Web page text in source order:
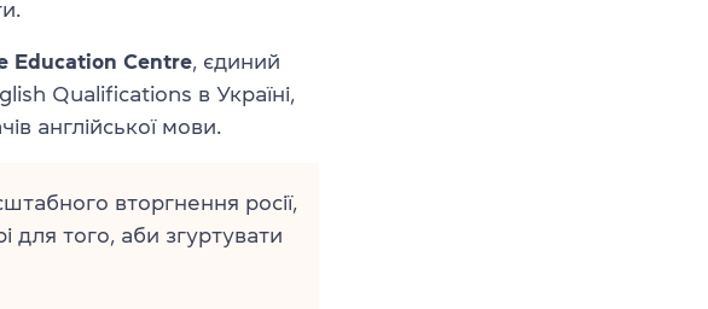
Education Centre, єдиний
Qualifications в Україні,
англійської мови.
вторгнення росії,
того, аби згуртувати